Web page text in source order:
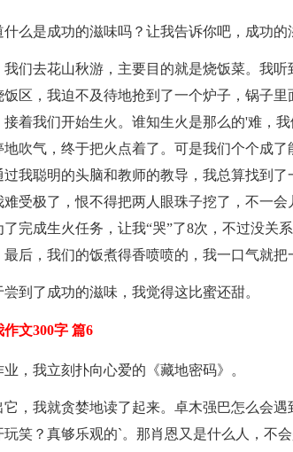
什么是成功的滋味吗？让我告诉你吧，成功的
我们去花山秋游，主要目的就是烧饭菜。我
饭区，我迫不及待地抢到了一个炉子，锅子
接着我们开始生火。谁知生火是那么的'难，
地吹气，终于把火点着了。可是我们个个成
过我聪明的头脑和教师的教导，我总算找到
难受极了，恨不得把两人眼珠子挖了，不一
了完成生火任务，让我“哭”了8次，不过没关
最后，我们的饭煮得香喷喷的，我一口气就
尝到了成功的滋味，我觉得这比蜜还甜。
作文300字 篇6
业，我立刻扑向心爱的《藏地密码》。
它，我就贪婪地读了起来。卓木强巴怎么会
玩笑？真够乐观的`。那肖恩又是什么人，